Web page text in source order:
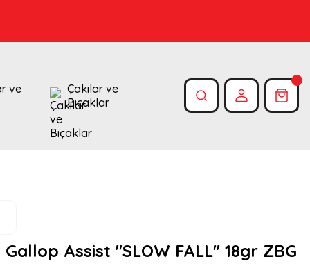
ve
Çakılar ve
Bıçaklar
Assist ''SLOW FALL'' 18gr ZBG